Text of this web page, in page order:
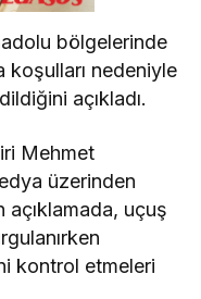
bölgelerinde
koşulları nedeniyle
açıkladı.
Mehmet
üzerinden
açıklamada, uçuş
kontrol etmeleri